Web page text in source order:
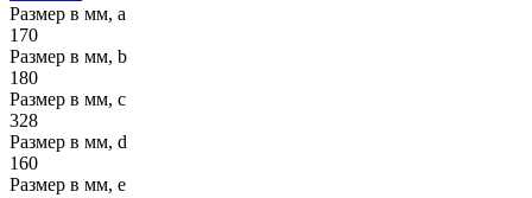
Размер в мм, a
170
Размер в мм, b
180
Размер в мм, c
328
Размер в мм, d
160
Размер в мм, e